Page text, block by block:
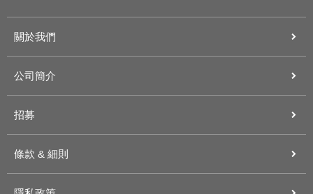
關於我們
公司簡介
招募
條款 & 細則